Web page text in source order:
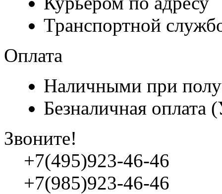
Транспортной
Оплата
Наличными при
Безналичная
Звоните!
+7(495)923-46-46
+7(985)923-46-46